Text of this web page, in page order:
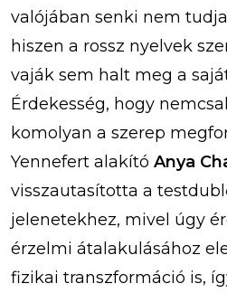
valójában senki nem
hiszen a rossz nyelvek
vaják sem halt meg a
Érdekesség, hogy
komolyan a szerep
Yennefert alakító Anya
visszautasította a
jelenetekhez, mivel úgy
érzelmi átalakulásához
fizikai transzformáció is,